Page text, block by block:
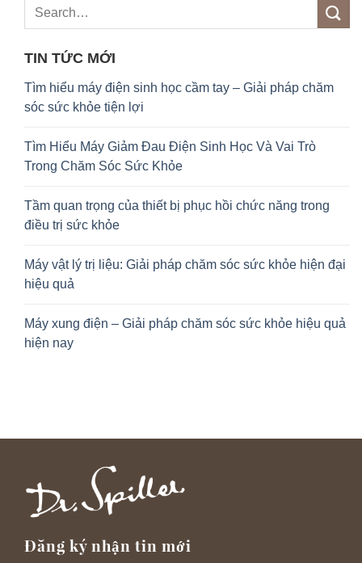
TIN TỨC MỚI
Tìm hiểu máy điện sinh học cầm tay – Giải pháp chăm
sóc sức khỏe tiện lợi
Tìm Hiểu Máy Giảm Đau Điện Sinh Học Và Vai Trò
Trong Chăm Sóc Sức Khỏe
Tầm quan trọng của thiết bị phục hồi chức năng trong
điều trị sức khỏe
Máy vật lý trị liệu: Giải pháp chăm sóc sức khỏe hiện đại
hiệu quả
Máy xung điện – Giải pháp chăm sóc sức khỏe hiệu quả
hiện nay
Đăng ký nhận tin mới